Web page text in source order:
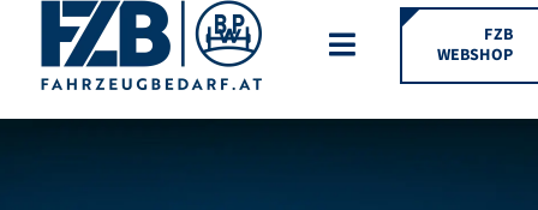
Toggle
Navigation
FZB
WEBSHOP